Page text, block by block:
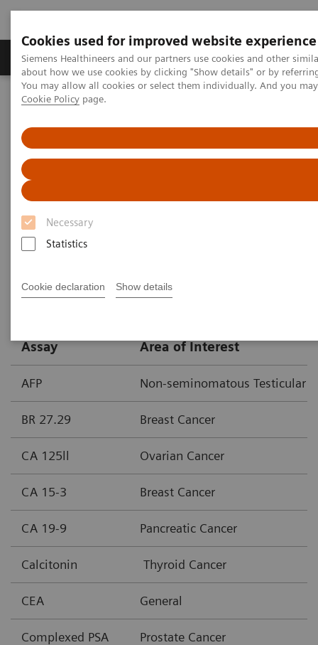
Cookies used for improved website experience
Siemens Healthineers and our partners use cookies and other
about how we use cookies by clicking "Show details" or by
You may allow all cookies or select them individually. And you
Cookie Policy page.
Necessary
Statistics
Cookie declaration Show details
Zobrazovací technika Laboratorní diagnostika
Home
Laboratorní diagnostika
Oncology Assay Menu
Oncology Assay Menu
A wide range of oncology assays to help clinicians
fight the most threatening diseases.
Assay Area of Interest
AFP Non-seminomatous Testicular
BR 27.29 Breast Cancer
CA 125ll Ovarian Cancer
CA 15-3 Breast Cancer
CA 19-9 Pancreatic Cancer
Calcitonin Thyroid Cancer
CEA General
Complexed PSA Prostate Cancer